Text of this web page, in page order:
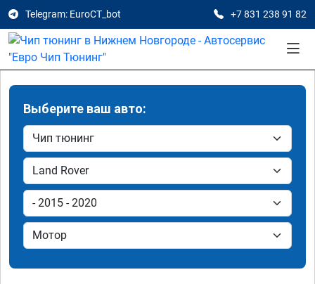
Telegram: EuroCT_bot +7 831 238 91 82
Выберите ваш авто: